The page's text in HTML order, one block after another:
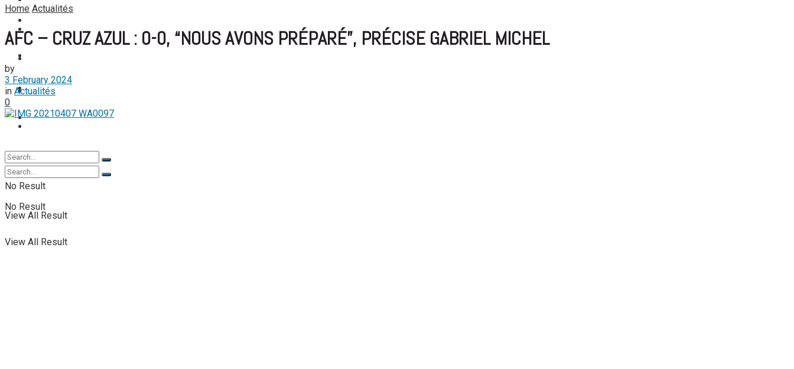
TENNIS
No Result
View All Result
FOOT EXPATRIÉS
TENNIS
TENNIS DE TABLE
No Result
View All Result
View All Result
Home Actualités
AFC – CRUZ AZUL : 0-0, “NOUS AVONS PRÉPARÉ”, PRÉCISE GABRIEL MICHEL
by
3 February 2024
in Actualités
0